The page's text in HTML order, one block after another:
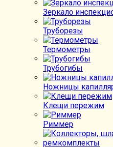
Зеркало
Труборезы
Термометры
Трубогибы
Ножницы
Клещи пережим
Риммер